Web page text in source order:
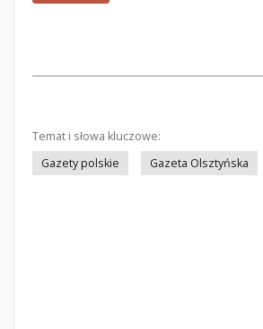
Temat i słowa kluczowe:
Gazety polskie
Gazeta Olsztyńska